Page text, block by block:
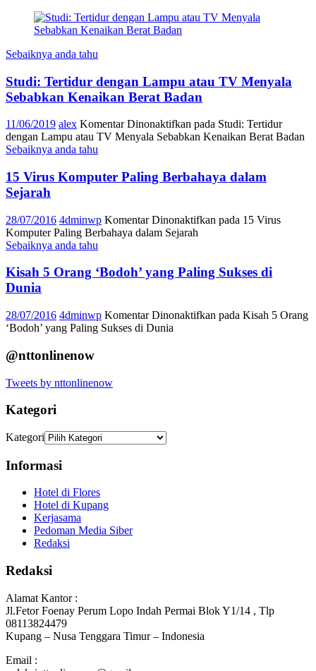
Sebaiknya anda tahu
Studi: Tertidur dengan Lampu atau TV Menyala
Sebabkan Kenaikan Berat Badan
11/06/2019 alex Komentar Dinonaktifkan pada Studi: Tertidur
dengan Lampu atau TV Menyala Sebabkan Kenaikan Berat Badan
Sebaiknya anda tahu
15 Virus Komputer Paling Berbahaya dalam
Sejarah
28/07/2016 4dminwp Komentar Dinonaktifkan pada 15 Virus
Komputer Paling Berbahaya dalam Sejarah
Sebaiknya anda tahu
Kisah 5 Orang ‘Bodoh’ yang Paling Sukses di
Dunia
28/07/2016 4dminwp Komentar Dinonaktifkan pada Kisah 5 Orang
‘Bodoh’ yang Paling Sukses di Dunia
@nttonlinenow
Tweets by nttonlinenow
Kategori
Kategori
Informasi
Hotel di Flores
Hotel di Kupang
Kerjasama
Pedoman Media Siber
Redaksi
Redaksi
Alamat Kantor :
Jl.Fetor Foenay Perum Lopo Indah Permai Blok Y1/14 , Tlp
08113824479
Kupang – Nusa Tenggara Timur – Indonesia
Email :